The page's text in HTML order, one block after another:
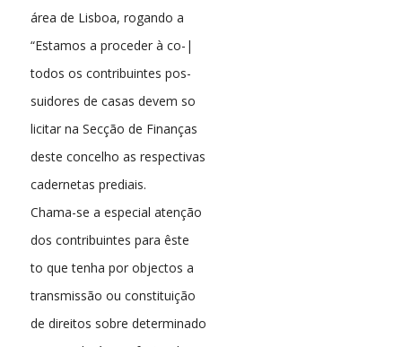
área de Lisboa, rogando a
“Estamos a proceder à co-|
todos os contribuintes pos-
suidores de casas devem so
licitar na Secção de Finanças
deste concelho as respectivas
cadernetas prediais.
Chama-se a especial atenção
dos contribuintes para êste
to que tenha por objectos a
transmissão ou constituição
de direitos sobre determinado